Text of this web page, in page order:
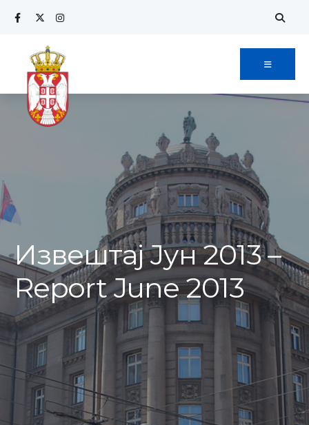
Skip
content
Извештај Јун 2013 –
Report June 2013
Search